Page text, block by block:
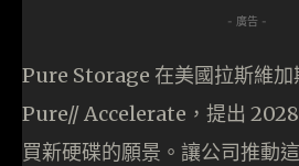
- 廣告 -
Pure Storage 在美國拉斯維加
Pure// Accelerate，提出
買新硬碟的願景。讓公司推動